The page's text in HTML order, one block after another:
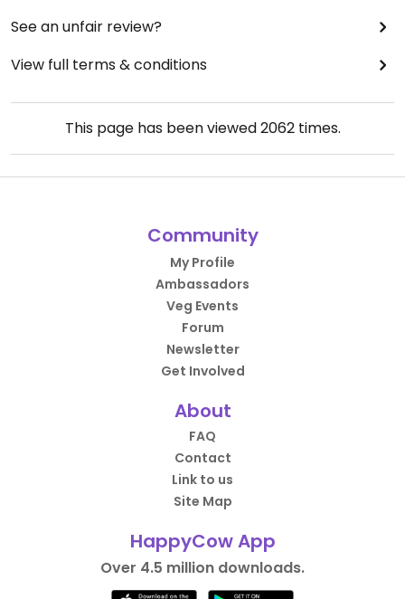
See an unfair review?
View full terms & conditions
This page has been viewed2062times.
Community
My Profile
Ambassadors
Veg Events
Forum
Newsletter
Get Involved
About
FAQ
Contact
Link to us
Site Map
HappyCow App
Over 4.5 million downloads.